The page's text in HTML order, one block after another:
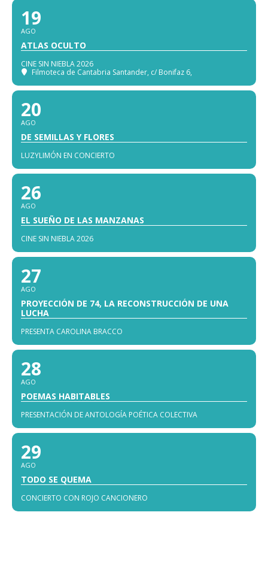
19
AGO
ATLAS OCULTO
CINE SIN NIEBLA 2026
Filmoteca de Cantabria Santander, c/ Bonifaz 6,
20
AGO
DE SEMILLAS Y FLORES
LUZYLIMÓN EN CONCIERTO
26
AGO
EL SUEÑO DE LAS MANZANAS
CINE SIN NIEBLA 2026
27
AGO
PROYECCIÓN DE 74, LA RECONSTRUCCIÓN DE UNA
LUCHA
PRESENTA CAROLINA BRACCO
28
AGO
POEMAS HABITABLES
PRESENTACIÓN DE ANTOLOGÍA POÉTICA COLECTIVA
29
AGO
TODO SE QUEMA
CONCIERTO CON ROJO CANCIONERO